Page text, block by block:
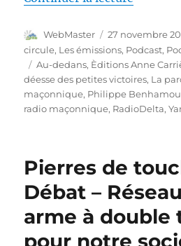
Auteur
WebMaster
Publié
le
27 novembre
circule, Les émissions, Podcast,
Étiquettes
Au-dedans, Èditions Anne
déesse des petites victoires, La
maçonnique, Philippe Benhamou
radio maçonnique, RadioDelta,
Pierres de
Débat –
arme à double
pour notre